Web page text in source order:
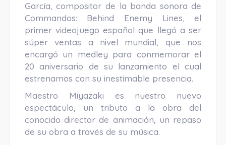
García, compositor de la banda sonora de
Commandos: Behind Enemy Lines, el
primer videojuego español que llegó a ser
súper ventas a nivel mundial, que nos
encargó un medley para conmemorar el
20 aniversario de su lanzamiento el cual
estrenamos con su inestimable presencia.
Maestro Miyazaki es nuestro nuevo
espectáculo, un tributo a la obra del
conocido director de animación, un repaso
de su obra a través de su música.